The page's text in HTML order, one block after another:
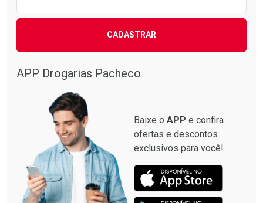
CADASTRAR
APP Drogarias Pacheco
Baixe o APP e confira
ofertas e descontos
exclusivos para você!